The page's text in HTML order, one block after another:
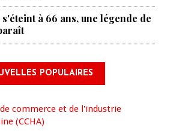
à 66 ans, une légende de
POPULAIRES